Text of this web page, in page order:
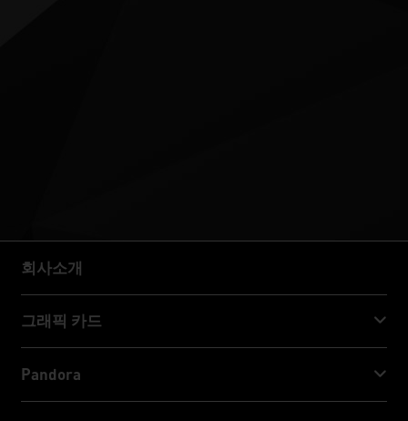
회사소개
회사소개
그래픽 카드
GeForce RTX™ 40 Series
Pandora